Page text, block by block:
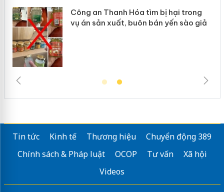
Công an Thanh Hóa tìm bị hại trong
vụ án sản xuất, buôn bán yến sào giả
Tin tức Kinh tế Thương hiệu
Chuyển động 389
Chính sách & Pháp luật
OCOP Tư vấn
Xã hội
Videos